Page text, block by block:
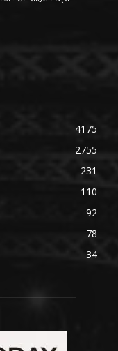
4175
2755
231
110
92
78
34